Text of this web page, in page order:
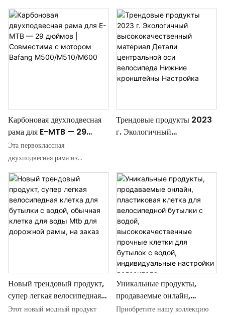
мощную поддержку энергии и
подходит для различных
сложных мест
велосипедах с полной рамкой
Bafang M820 Engine и DPC
245, специально
предназначенным для
современных горных
интегрирует
высокоэффективную систему
электроэнергии с топ-
технологией углеродного
волокна, переопределяет
эффективность и веселье
внедорожни и помогает
победить каждый гюй
сквозной осью Bafang
M820, карбоновая средняя
рама двигателя
- это ультрасовременная рама с
полной подвеской,
предназначенная для установки
среднего двигателя Bafang
M820. Благодаря прочной
конструкции со сквозной осью и
легкой карбоновой
подходит для гонщиков,
которым нужна высокая
производительность и
Карбоновая двухподвесная
рама для E-MTB — 29
дюймов | Совместима с
мотором Bafang
Эта первоклассная
двухподвесная рама из
углеродного волокна — вершина
современной инженерии
электровелосипедов,
разработанная для агрессивных
гонщиков, стремящихся к
бескомпромиссной
конструкцию из углеродного
волокна, эффективную
двухподвесную платформу и
мощную систему двигателей
Трендовые продукты 2023
г. Экологичный
Нижние кронштейны
Настройка
Новый трендовый продукт,
супер легкая велосипедная
клетка для бутылки с водой,
Этот новый модный продукт
Уникальные продукты,
продаваемые онлайн,
пластиковая клетка для
Приобретите нашу коллекцию